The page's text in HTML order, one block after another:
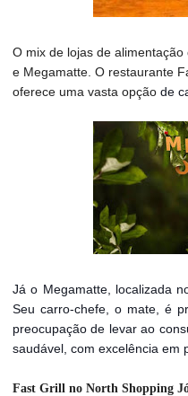
O mix de lojas de
e Megamatte. O restaurante
oferece uma vasta opção de
Já o Megamatte, localizada
Seu carro-chefe, o mate, é
preocupação de levar ao
saudável, com excelência em
Fast Grill no North Shopping